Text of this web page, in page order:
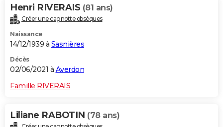
Henri RIVERAIS (81 ans)
Créer une cagnotte obsèques
Naissance
14/12/1939 à Sasnières
Décès
02/06/2021 à Averdon
Famille RIVERAIS
Liliane RABOTIN (78 ans)